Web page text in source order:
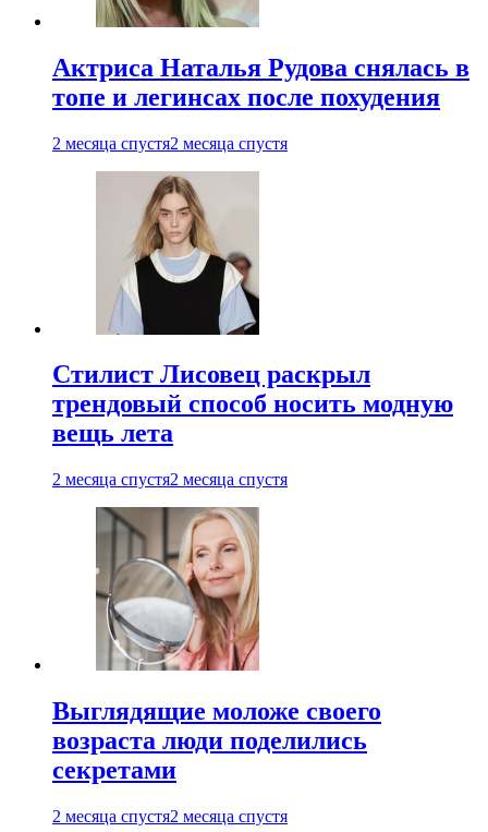
Актриса Наталья Рудова снялась в
топе и легинсах после похудения
2 месяца спустя2 месяца спустя
Стилист Лисовец раскрыл
трендовый способ носить модную
вещь лета
2 месяца спустя2 месяца спустя
Выглядящие моложе своего
возраста люди поделились
секретами
2 месяца спустя2 месяца спустя